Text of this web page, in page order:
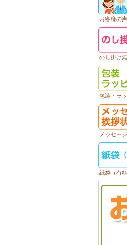
お客様の
のし掛け
包装・ラ
メッセー
紙袋（有料